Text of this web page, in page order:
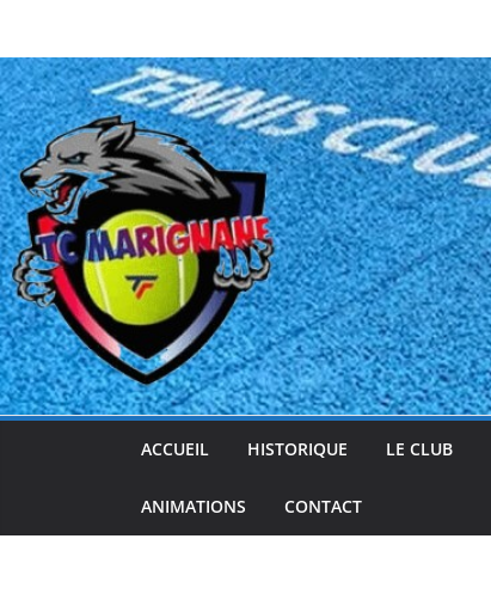
contenu
ACCUEIL HISTORIQUE LE CLUB
ANIMATIONS CONTACT